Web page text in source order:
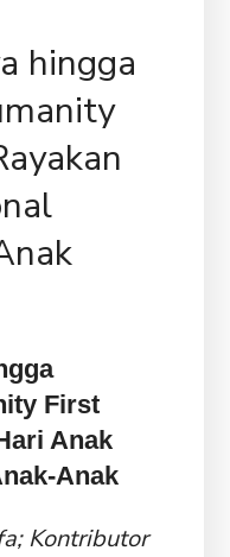
hingga
First
Anak
Anak
Kontributor